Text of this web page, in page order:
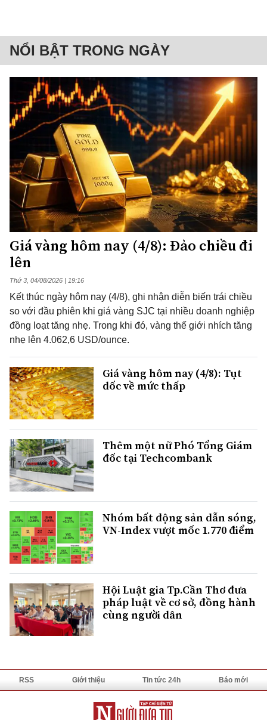
NỔI BẬT TRONG NGÀY
Giá vàng hôm nay (4/8): Đảo chiều đi
lên
Thứ 3, 04/08/2026 | 19:16
Kết thúc ngày hôm nay (4/8), ghi nhận diễn biến trái chiều
so với đầu phiên khi giá vàng SJC tại nhiều doanh nghiệp
đồng loạt tăng nhẹ. Trong khi đó, vàng thế giới nhích tăng
nhẹ lên 4.062,6 USD/ounce.
Giá vàng hôm nay (4/8): Tụt
dốc về mức thấp
Thêm một nữ Phó Tổng Giám
đốc tại Techcombank
Nhóm bất động sản dẫn sóng,
VN-Index vượt mốc 1.770 điểm
Hội Luật gia Tp.Cần Thơ đưa
pháp luật về cơ sở, đồng hành
cùng người dân
RSS Giới thiệu Tin tức 24h Báo mới